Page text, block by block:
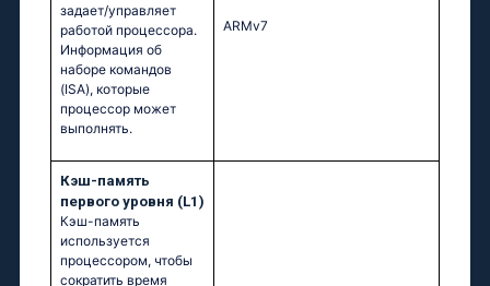
задает/управляет
работой процессора.
Информация об
наборе командов
(ISA), которые
процессор может
выполнять.
ARMv7
Кэш-память
первого уровня (L1)
Кэш-память
используется
процессором, чтобы
сократить время